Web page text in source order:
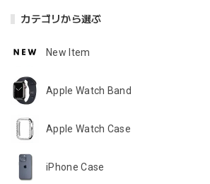
カテゴリから選ぶ
New Item
Apple Watch Band
Apple Watch Case
iPhone Case